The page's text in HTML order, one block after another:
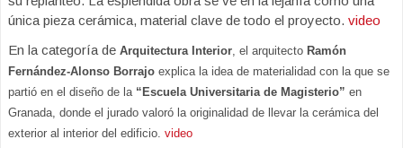
única pieza cerámica, material clave de todo el proyecto. video
En la categoría de Arquitectura Interior, el arquitecto Ramón
Fernández-Alonso Borrajo explica la idea de materialidad con la que se
partió en el diseño de la “Escuela Universitaria de Magisterio” en
Granada, donde el jurado valoró la originalidad de llevar la cerámica del
exterior al interior del edificio. video